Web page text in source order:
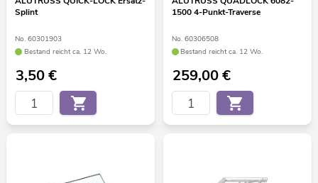
Splint
No. 60301903
Bestand reicht ca. 12 Wo.
3,50€
1500 4-Punkt-Traverse
No. 60306508
Bestand reicht ca. 12 Wo.
259,00€